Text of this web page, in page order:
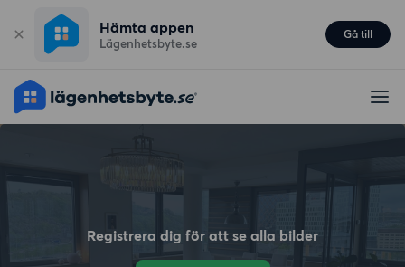
Hämta appen
Lägenhetsbyte.se
Gå till
Registrera dig för att se alla bilder